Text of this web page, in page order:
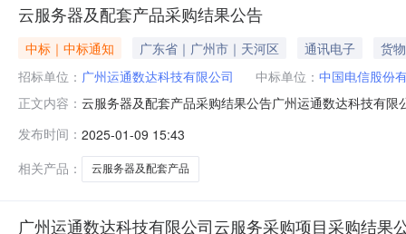
云服务器及配套产品采购结果公告
中标｜中标通知 广东省｜广州市｜天河区 通讯电子
货物
招标单位： 广州运通数达科技有限公司 中标单位： 中国电信股份
正文内容： 云服务器及配套产品采购结果公告广州运通数达科技有
邀请供应商名称深圳市盈宏科技发展有限公司,天讯瑞达
干￥247843.25元。七、采购
发布时间： 2025-01-09 15:43
相关产品：
云服务器及配套产品
广州运通数达科技有限公司云服务采购项目采购结果